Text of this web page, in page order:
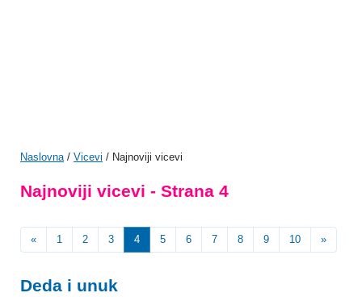
Naslovna/ Vicevi / Najnoviji vicevi
Najnoviji vicevi - Strana 4
« 1 2 3 4 5 6 7 8 9 10 »
Deda i unuk